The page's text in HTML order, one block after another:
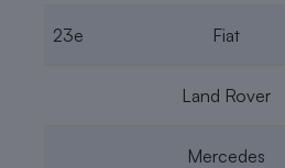
23e Fiat
Land Rover
Mercedes